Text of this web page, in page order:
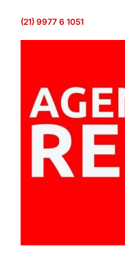
(21) 9977 6 1051